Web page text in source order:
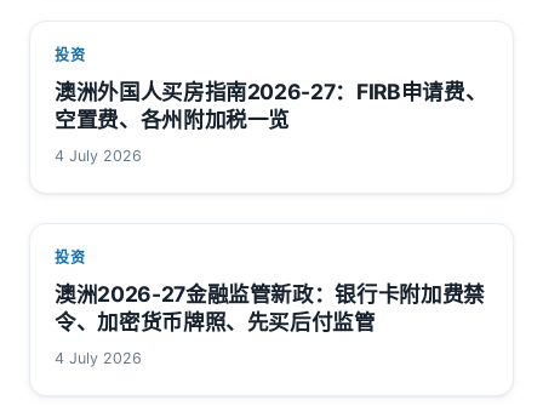
投资
澳洲外国人买房指南2026-27：FIRB申请费、
空置费、各州附加税一览
4 July 2026
投资
澳洲2026-27金融监管新政：银行卡附加费禁
令、加密货币牌照、先买后付监管